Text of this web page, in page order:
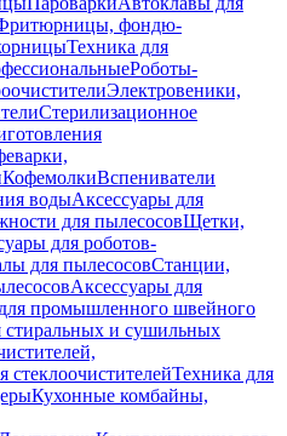
фондю-
Техника для
Роботы-
Электровеники,
Стерилизационное
КофемолкиВспениватели
водыАксессуары для
для пылесосовЩетки,
для роботов-
для пылесосовСтанции,
Аксессуары для
промышленного швейного
стиральных и сушильных
стеклоочистителейТехника для
Кухонные комбайны,